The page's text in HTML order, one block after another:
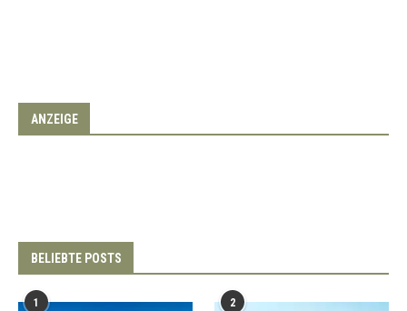
ANZEIGE
BELIEBTE POSTS
1 2